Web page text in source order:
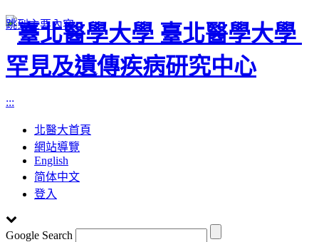
跳到主要內容
臺北醫學大學
罕見及遺傳疾病研究中心
:::
北醫大首頁
網站導覽
English
简体中文
登入
Google Search